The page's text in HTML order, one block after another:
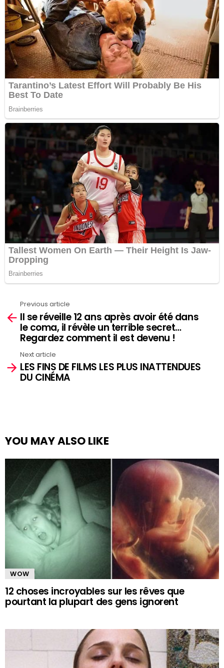
See
more
Previous article
Il se réveille 12 ans après avoir été dans
le coma, il révèle un terrible secret…
Regardez comment il est devenu !
Next article
LES FINS DE FILMS LES PLUS INATTENDUES
DU CINÉMA
YOU MAY ALSO LIKE
WOW
12 choses incroyables sur les rêves que
pourtant la plupart des gens ignorent